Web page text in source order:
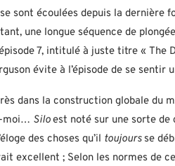
sont écoulées depuis la dernière
une longue séquence de
7, intitulé à juste titre « The
évite à l’épisode de se sentir
dans la construction globale du
moi… Siloest noté sur une sorte de
des choses qu’il toujours se
excellent ; Selon les normes de